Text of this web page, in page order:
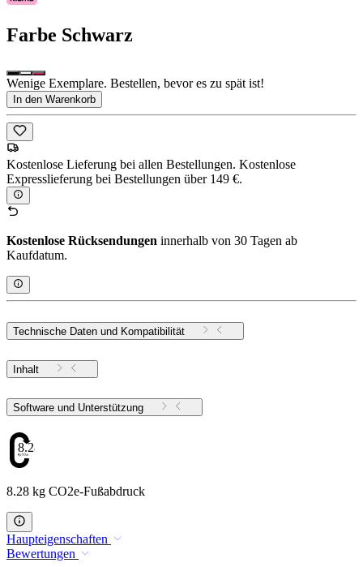
Farbe Schwarz
Wenige Exemplare. Bestellen, bevor es zu spät ist!
In den Warenkorb
Kostenlose Lieferung bei allen Bestellungen. Kostenlose
Expresslieferung bei Bestellungen über 149 €.
Kostenlose Rücksendungen innerhalb von 30 Tagen ab
Kaufdatum.
Technische Daten und Kompatibilität
Inhalt
Software und Unterstützung
8.28
8.28 kg CO2e-Fußabdruck
Haupteigenschaften
Bewertungen